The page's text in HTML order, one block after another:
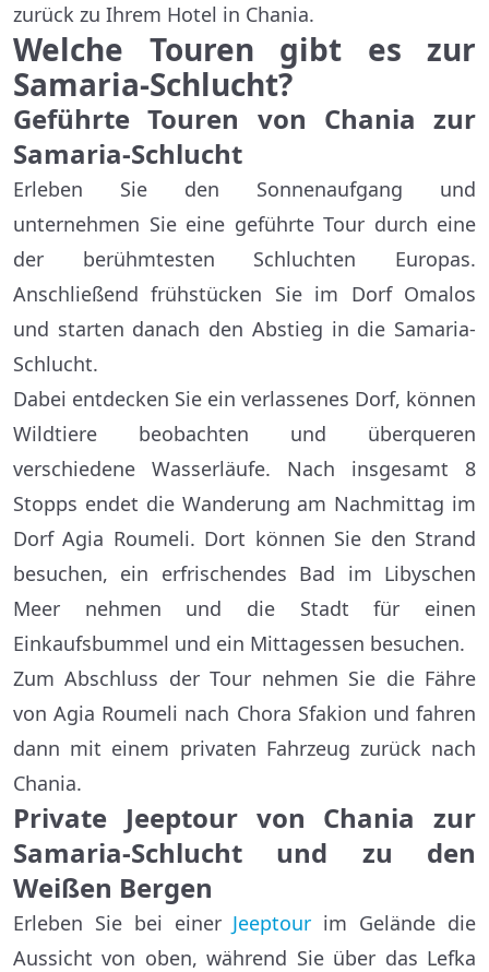
zurück zu Ihrem Hotel in Chania.
Welche Touren gibt es zur
Samaria-Schlucht?
Geführte Touren von Chania zur
Samaria-Schlucht
Erleben Sie den Sonnenaufgang und
unternehmen Sie eine geführte Tour durch eine
der berühmtesten Schluchten Europas.
Anschließend frühstücken Sie im Dorf Omalos
und starten danach den Abstieg in die Samaria-
Schlucht.
Dabei entdecken Sie ein verlassenes Dorf, können
Wildtiere beobachten und überqueren
verschiedene Wasserläufe. Nach insgesamt 8
Stopps endet die Wanderung am Nachmittag im
Dorf Agia Roumeli. Dort können Sie den Strand
besuchen, ein erfrischendes Bad im Libyschen
Meer nehmen und die Stadt für einen
Einkaufsbummel und ein Mittagessen besuchen.
Zum Abschluss der Tour nehmen Sie die Fähre
von Agia Roumeli nach Chora Sfakion und fahren
dann mit einem privaten Fahrzeug zurück nach
Chania.
Private Jeeptour von Chania zur
Samaria-Schlucht und zu den
Weißen Bergen
Erleben Sie bei einer Jeeptour im Gelände die
Aussicht von oben, während Sie über das Lefka